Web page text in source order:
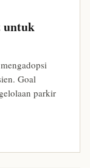
untuk
Goal
parkir